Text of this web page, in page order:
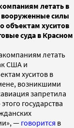
летать в
вооруженные силы
объектам хуситов
суда в Красном
летать
США и
хуситов в
возникшими
запретила
государства
— говорится в